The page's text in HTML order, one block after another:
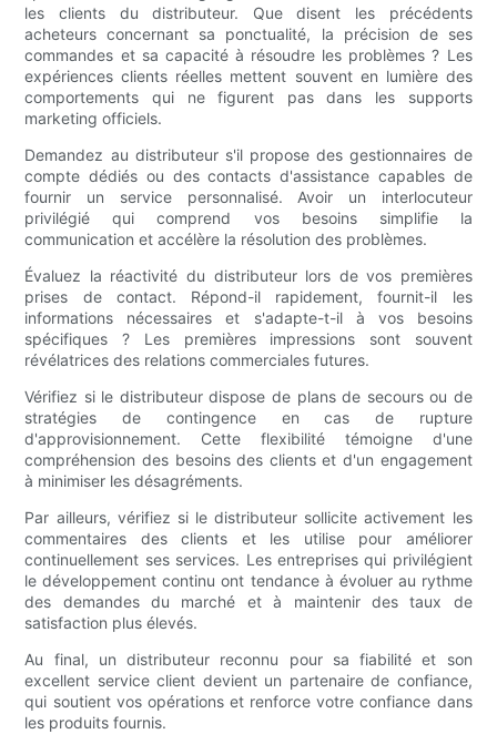
les clients du distributeur. Que disent les précédents
acheteurs concernant sa ponctualité, la précision de ses
commandes et sa capacité à résoudre les problèmes ? Les
expériences clients réelles mettent souvent en lumière des
comportements qui ne figurent pas dans les supports
marketing officiels.
Demandez au distributeur s'il propose des gestionnaires de
compte dédiés ou des contacts d'assistance capables de
fournir un service personnalisé. Avoir un interlocuteur
privilégié qui comprend vos besoins simplifie la
communication et accélère la résolution des problèmes.
Évaluez la réactivité du distributeur lors de vos premières
prises de contact. Répond-il rapidement, fournit-il les
informations nécessaires et s'adapte-t-il à vos besoins
spécifiques ? Les premières impressions sont souvent
révélatrices des relations commerciales futures.
Vérifiez si le distributeur dispose de plans de secours ou de
stratégies de contingence en cas de rupture
d'approvisionnement. Cette flexibilité témoigne d'une
compréhension des besoins des clients et d'un engagement
à minimiser les désagréments.
Par ailleurs, vérifiez si le distributeur sollicite activement les
commentaires des clients et les utilise pour améliorer
continuellement ses services. Les entreprises qui privilégient
le développement continu ont tendance à évoluer au rythme
des demandes du marché et à maintenir des taux de
satisfaction plus élevés.
Au final, un distributeur reconnu pour sa fiabilité et son
excellent service client devient un partenaire de confiance,
qui soutient vos opérations et renforce votre confiance dans
les produits fournis.